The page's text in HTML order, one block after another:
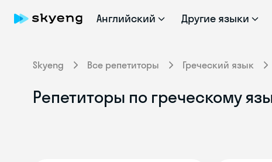
Английский Другие языки
Skyeng Все репетиторы Греческий язык
Репетиторы по греческому